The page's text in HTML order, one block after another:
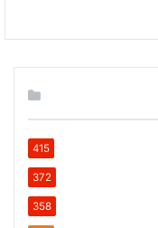
415
372
358